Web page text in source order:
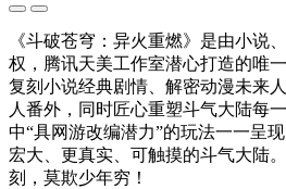
《斗破苍穹：异火重燃》是由小说
权，腾讯天美工作室潜心打造的唯
复刻小说经典剧情、解密动漫未来
人番外，同时匠心重塑斗气大陆每
中“具网游改编潜力”的玩法一一呈
宏大、更真实、可触摸的斗气大陆
刻，莫欺少年穷！